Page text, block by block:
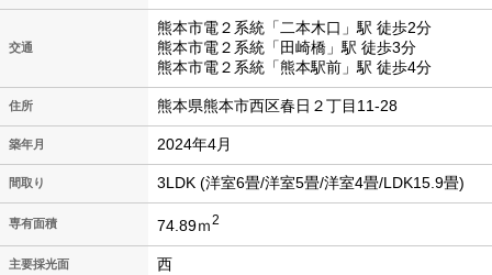
交通
熊本市電２系統「二本木口」駅 徒歩2分
熊本市電２系統「田崎橋」駅 徒歩3分
熊本市電２系統「熊本駅前」駅 徒歩4分
住所 熊本県熊本市西区春日２丁目11-28
築年月 2024年4月
間取り 3LDK (洋室6畳/洋室5畳/洋室4畳/LDK15.9畳)
専有面積 74.89ｍ2
主要採光面 西